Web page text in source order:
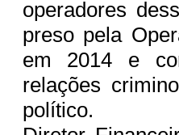
operadores
preso pela
em 2014 e
relações
político.